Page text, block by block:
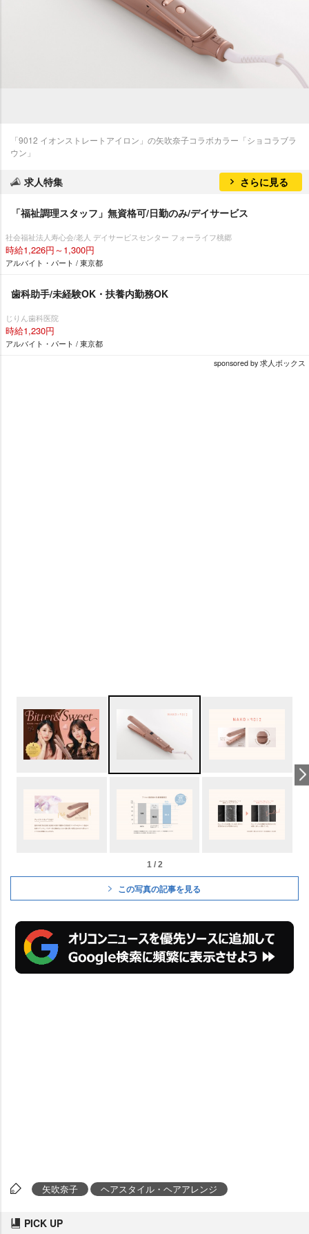
「9012 イオンストレートアイロン」の矢吹奈子コラボカラー「ショコラブラ
ウン」
求人特集 さらに見る
「福祉調理スタッフ」無資格可/日勤のみ/デイサービス
社会福祉法人寿心会/老人 デイサービスセンター フォーライフ桃郷
時給1,226円～1,300円
アルバイト・パート / 東京都
歯科助手/未経験OK・扶養内勤務OK
じりん歯科医院
時給1,230円
アルバイト・パート / 東京都
sponsored by 求人ボックス
1 / 2
この写真の記事を見る
矢吹奈子 ヘアスタイル・ヘアアレンジ
PICK UP